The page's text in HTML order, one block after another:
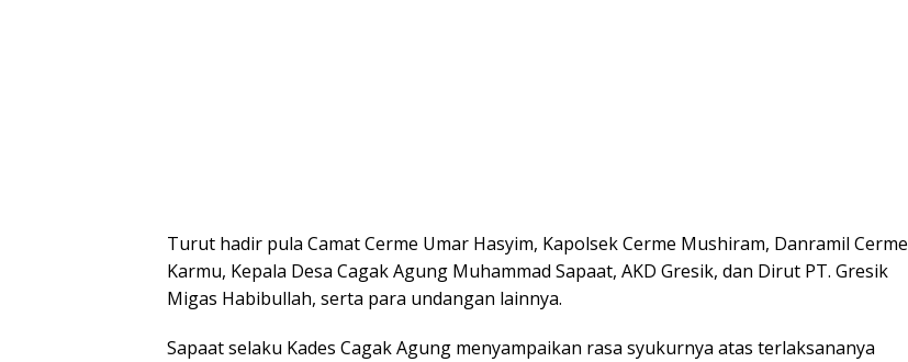
Turut hadir pula Camat Cerme Umar Hasyim, Kapolsek Cerme Mushiram, Danramil Cerme
Karmu, Kepala Desa Cagak Agung Muhammad Sapaat, AKD Gresik, dan Dirut PT. Gresik
Migas Habibullah, serta para undangan lainnya.
Sapaat selaku Kades Cagak Agung menyampaikan rasa syukurnya atas terlaksananya